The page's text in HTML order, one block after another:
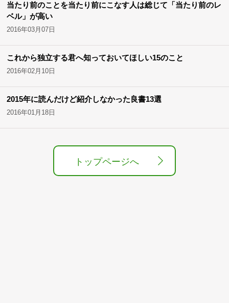
当たり前のことを当たり前にこなす人は総じて「当たり前のレ
ベル」が高い
2016年03月07日
これから独立する君へ知っておいてほしい15のこと
2016年02月10日
2015年に読んだけど紹介しなかった良書13選
2016年01月18日
トップページへ